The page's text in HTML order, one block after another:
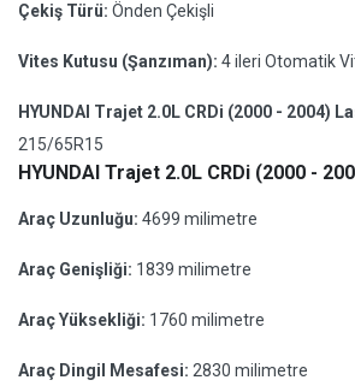
Çekiş Türü: Önden Çekişli
Vites Kutusu (Şanzıman): 4 ileri Otomatik
HYUNDAI Trajet 2.0L CRDi (2000 - 2004)
215/65R15
HYUNDAI Trajet 2.0L CRDi (2000 -
Araç Uzunluğu: 4699 milimetre
Araç Genişliği: 1839 milimetre
Araç Yüksekliği: 1760 milimetre
Araç Dingil Mesafesi: 2830 milimetre